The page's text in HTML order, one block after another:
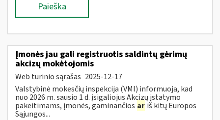
Paieška
Įmonės jau gali registruotis saldintų gėrimų
akcizų mokėtojomis
Web turinio sąrašas 2025-12-17
Valstybinė mokesčių inspekcija (VMI) informuoja, kad
nuo 2026 m. sausio 1 d. įsigaliojus Akcizų įstatymo
pakeitimams, įmonės, gaminančios ar iš kitų Europos
Sąjungos...